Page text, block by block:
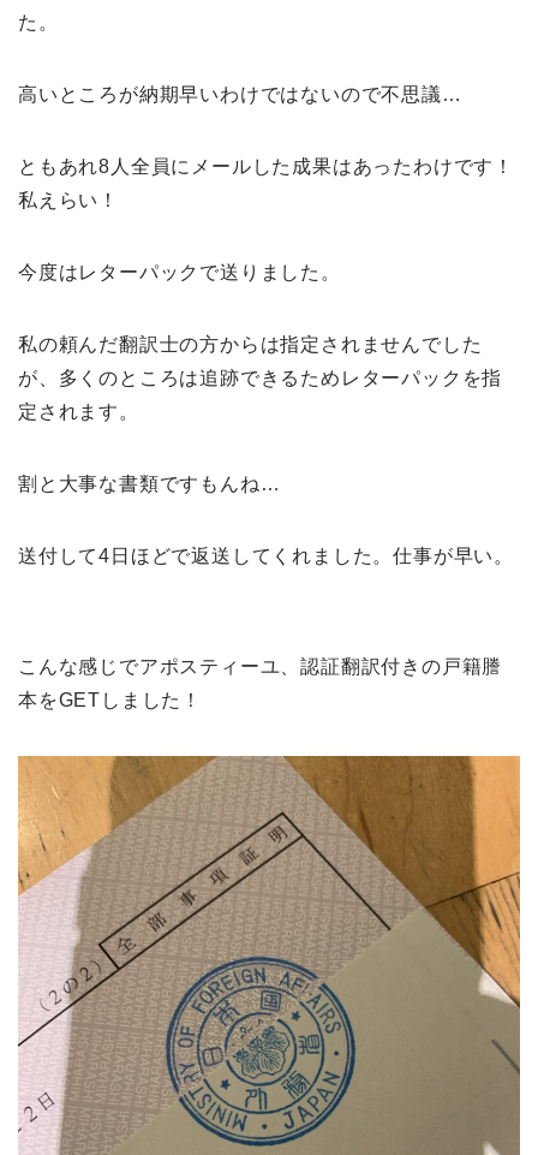
た。
高いところが納期早いわけではないので不思議…
ともあれ8人全員にメールした成果はあったわけです！
私えらい！
今度はレターパックで送りました。
私の頼んだ翻訳士の方からは指定されませんでした
が、多くのところは追跡できるためレターパックを指
定されます。
割と大事な書類ですもんね…
送付して4日ほどで返送してくれました。仕事が早い。
こんな感じでアポスティーユ、認証翻訳付きの戸籍謄
本をGETしました！